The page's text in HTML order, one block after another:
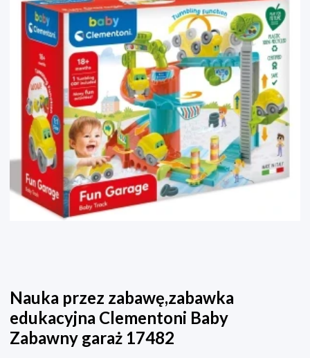
Wyprawka
Nauka przez zabawę,zabawka
edukacyjna Clementoni Baby
Zabawny garaż 17482